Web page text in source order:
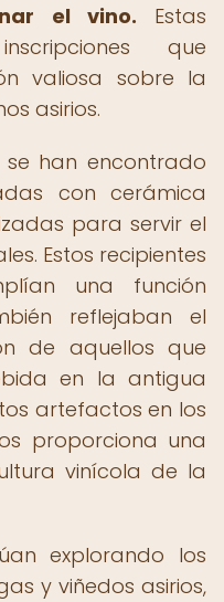
el vino. Estas
que
valiosa sobre la
asirios.
han encontrado
con cerámica
para servir el
Estos recipientes
una función
reflejaban el
de aquellos que
en la antigua
artefactos en los
proporciona una
vinícola de la
explorando los
y viñedos asirios,